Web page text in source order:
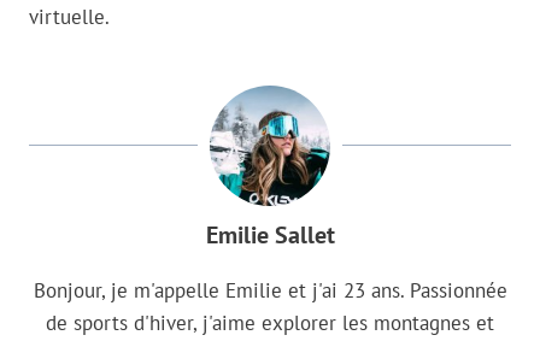
virtuelle.
Emilie Sallet
Bonjour, je m'appelle Emilie et j'ai 23 ans. Passionnée
de sports d'hiver, j'aime explorer les montagnes et